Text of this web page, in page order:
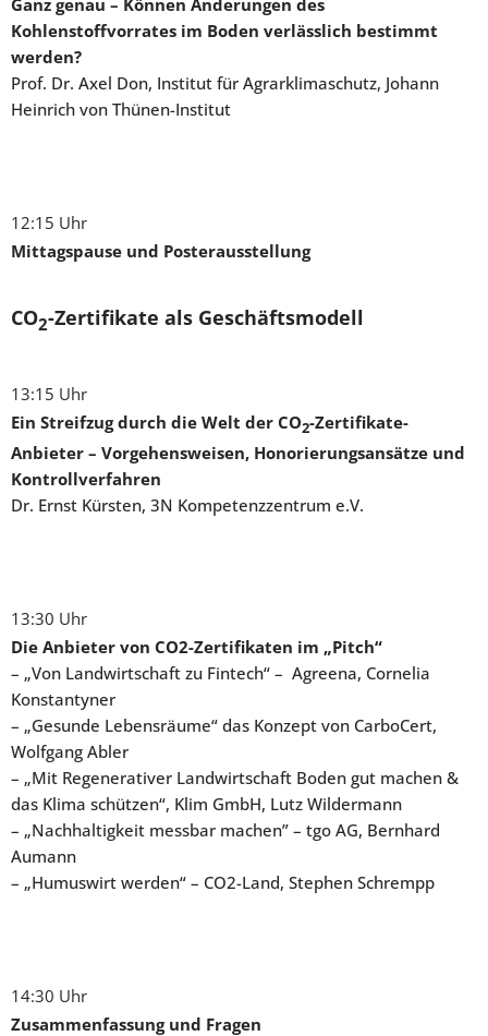
Ganz genau – Können Änderungen des
Kohlenstoffvorrates im Boden verlässlich bestimmt
werden?
Prof. Dr. Axel Don, Institut für Agrarklimaschutz, Johann
Heinrich von Thünen-Institut
12:15 Uhr
Mittagspause und Posterausstellung
CO2-Zertifikate als Geschäftsmodell
13:15 Uhr
Ein Streifzug durch die Welt der CO2-Zertifikate-
Anbieter – Vorgehensweisen, Honorierungsansätze und
Kontrollverfahren
Dr. Ernst Kürsten, 3N Kompetenzzentrum e.V.
13:30 Uhr
Die Anbieter von CO2-Zertifikaten im „Pitch“
– „Von Landwirtschaft zu Fintech“ – Agreena, Cornelia
Konstantyner
– „Gesunde Lebensräume“ das Konzept von CarboCert,
Wolfgang Abler
– „Mit Regenerativer Landwirtschaft Boden gut machen &
das Klima schützen“, Klim GmbH, Lutz Wildermann
– „Nachhaltigkeit messbar machen” – tgo AG, Bernhard
Aumann
– „Humuswirt werden“ – CO2-Land, Stephen Schrempp
14:30 Uhr
Zusammenfassung und Fragen